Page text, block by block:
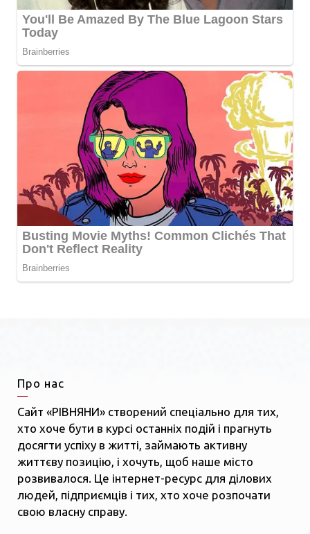
Про нас
Сайт «РІВНЯНИ» створений спеціально для тих,
хто хоче бути в курсі останніх подій і прагнуть
досягти успіху в житті, займають активну
життєву позицію, і хочуть, щоб наше місто
розвивалося. Це інтернет-ресурс для ділових
людей, підприємців і тих, хто хоче розпочати
свою власну справу.